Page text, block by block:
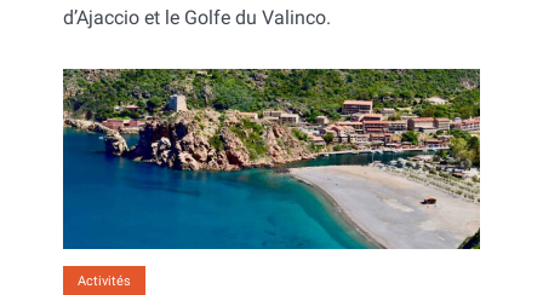
d’Ajaccio et le Golfe du Valinco.
Activités